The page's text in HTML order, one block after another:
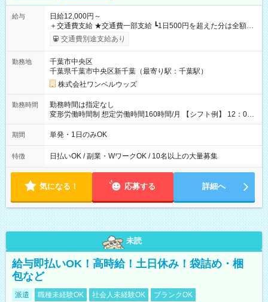
給与
日給12,000円～
＋交通費支給 ★交通費一部支給 ┗1日500円を超えた分は全額支
給！ ※往復500円以内の方は自己負担となります ★日払いOK！
（規定あり） ┗働いたその日に現金GET♪ お仕事後はコンビニ
なし
交通費別途支給あり
勤務地
千葉市中央区
千葉県千葉市中央区新千葉（最寄り駅：千葉駅）
株式会社ワンベルウッズ
勤務時間
勤務時間は指定なし
変形労働時間制 想定労働時間160時間/月 【シフト例】 12：00
～22：00
期間 単発・1日のみOK
特徴 日払いOK / 副業・WワークOK / 10名以上の大量募集
気になる！ 応募する 詳細へ
未読
給与即払いOK！高時給！土日休み！袋詰め・梱
包など
派遣 職種未経験OK 社会人未経験OK
ブランクOK